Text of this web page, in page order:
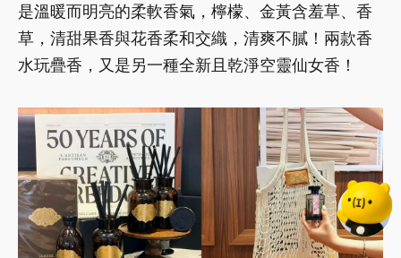
是溫暖而明亮的柔軟香氣，檸檬、金黃含羞草、香
草，清甜果香與花香柔和交織，清爽不膩！兩款香
水玩疊香，又是另一種全新且乾淨空靈仙女香！